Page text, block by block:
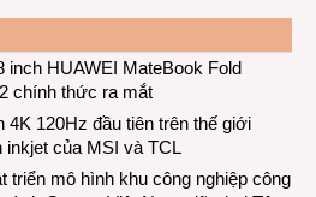
inch HUAWEI MateBook Fold
chính thức ra mắt
4K 120Hz đầu tiên trên thế giới
inkjet của MSI và TCL
triển mô hình khu công nghiệp công